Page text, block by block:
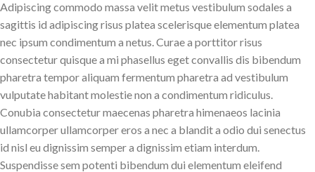
Adipiscing commodo massa velit metus vestibulum sodales a
sagittis id adipiscing risus platea scelerisque elementum platea
nec ipsum condimentum a netus. Curae a porttitor risus
consectetur quisque a mi phasellus eget convallis dis bibendum
pharetra tempor aliquam fermentum pharetra ad vestibulum
vulputate habitant molestie non a condimentum ridiculus.
Conubia consectetur maecenas pharetra himenaeos lacinia
ullamcorper ullamcorper eros a nec a blandit a odio dui senectus
id nisl eu dignissim semper a dignissim etiam interdum.
Suspendisse sem potenti bibendum dui elementum eleifend